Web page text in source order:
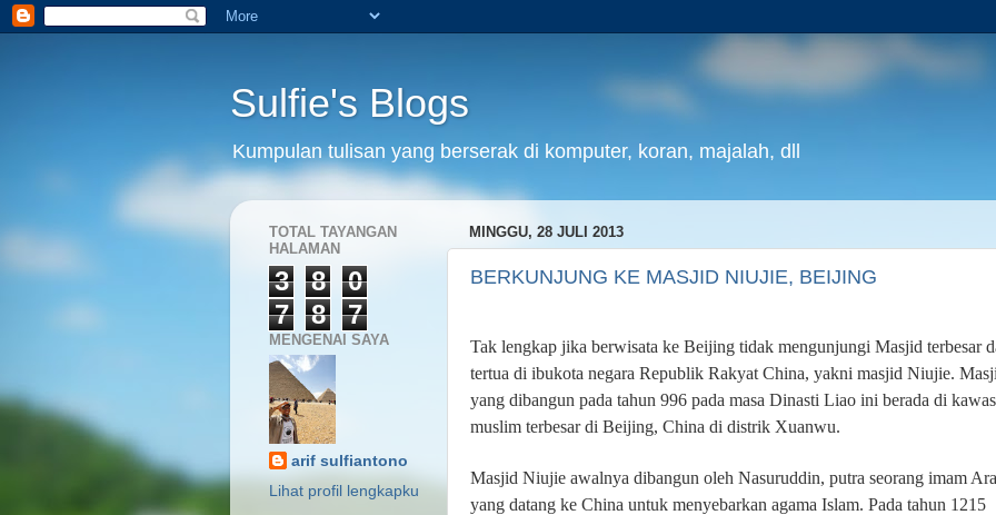
Sulfie's Blogs
Kumpulan tulisan yang berserak di komputer, koran, majalah, dll
MINGGU, 28 JULI 2013
BERKUNJUNG KE MASJID NIUJIE, BEIJING
Tak lengkap jika berwisata ke Beijing tidak mengunjungi Masjid terbesar
tertua di ibukota negara Republik Rakyat China, yakni masjid Niujie.
yang dibangun pada tahun 996 pada masa Dinasti Liao ini berada di
muslim terbesar di Beijing, China di distrik Xuanwu.
Masjid Niujie awalnya dibangun oleh Nasuruddin, putra seorang imam
yang datang ke China untuk menyebarkan agama Islam. Pada tahun 1215
TOTAL TAYANGAN
HALAMAN
3 8
0
7
8 7
MENGENAI SAYA
arif sulfiantono
Lihat profil lengkapku